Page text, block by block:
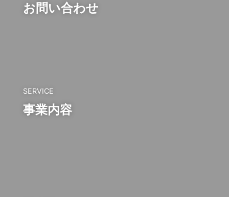
お問い合わせ
SERVICE
事業内容